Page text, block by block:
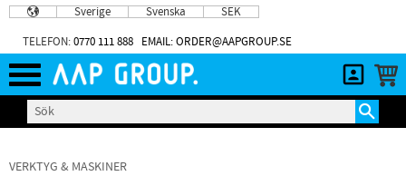
Meny
Sverige Svenska SEK
TELEFON:0770 111 888 EMAIL: ORDER@AAPGROUP.SE
VERKTYG & MASKINER